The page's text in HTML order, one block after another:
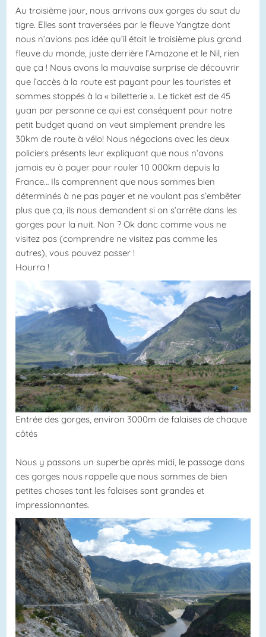
Au troisième jour, nous arrivons aux gorges du saut du
tigre. Elles sont traversées par le fleuve Yangtze dont
nous n’avions pas idée qu’il était le troisième plus grand
fleuve du monde, juste derrière l’Amazone et le Nil, rien
que ça ! Nous avons la mauvaise surprise de découvrir
que l’accès à la route est payant pour les touristes et
sommes stoppés à la « billetterie ». Le ticket est de 45
yuan par personne ce qui est conséquent pour notre
petit budget quand on veut simplement prendre les
30km de route à vélo! Nous négocions avec les deux
policiers présents leur expliquant que nous n’avons
jamais eu à payer pour rouler 10 000km depuis la
France… Ils comprennent que nous sommes bien
déterminés à ne pas payer et ne voulant pas s’embêter
plus que ça, ils nous demandent si on s’arrête dans les
gorges pour la nuit. Non ? Ok donc comme vous ne
visitez pas (comprendre ne visitez pas comme les
autres), vous pouvez passer !
Hourra !
Entrée des gorges, environ 3000m de falaises de chaque
côtés
Nous y passons un superbe après midi, le passage dans
ces gorges nous rappelle que nous sommes de bien
petites choses tant les falaises sont grandes et
impressionnantes.